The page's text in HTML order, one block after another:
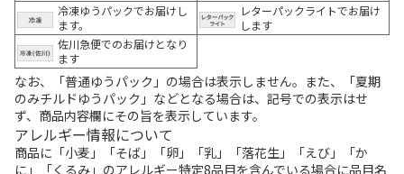
冷凍ゆうパックでお届けし
ます。
レターパックライトでお届け
します
佐川急便でのお届けとなり
ます
なお、「普通ゆうパック」の場合は表示しません。また、「夏期
のみチルドゆうパック」などとなる場合は、記号での表示はせ
ず、商品内容欄にその旨を表示しています。
アレルギー情報について
商品に「小麦」「そば」「卵」「乳」「落花生」「えび」「か
に」「くるみ」のアレルギー特定8品目を含んでいる場合に品目名